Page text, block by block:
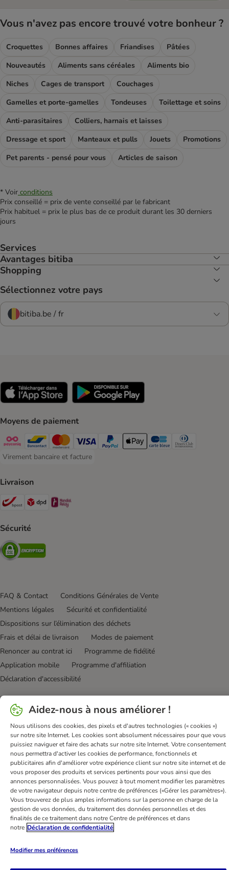
Vous n'avez pas encore trouvé votre bonheur ?
Croquettes Bonnes affaires Friandises
Pâtées
Nouveautés
Aliments sans céréales
Aliments bio
Niches
Cages de transport
Couchages
Gamelles et porte-gamelles
Tondeuses
Toilettage et soins
Anti-parasitaires
Colliers, harnais et laisses
Dressage et sport
Manteaux et pulls Jouets
Promotions
Pet parents - pensé pour vous
Articles de saison
* Voir conditions
Prix conseillé = prix de vente conseillé par le fabricant
Prix habituel = prix le plus bas de ce produit durant les 30 derniers
jours
Services
Avantages bitiba
Shopping
Sélectionnez votre pays
bitiba.be / fr
Moyens de paiement
Payconiq Payment Method
Bancontact Payment Method
Mastercard Payment Method
Visa Payment Method
Paypal Payment Method
Apple Pay Payment Method
Carte bleue Payment
Diners club
Virement bancaire et facture
Virement bancaire et facture Payment Method
Livraison
Bpost Shipping Method
DPD Shipping Method
Sécurité
Security
FAQ & Contact
Conditions Générales de Vente
Mentions légales
Sécurité et confidentialité
Dispositions sur l’élimination des déchets
Frais et délai de livraison
Modes de paiement
Renoncer au contrat ici
Programme de fidélité
Application mobile
Programme d'affiliation
Déclaration d'accessibilité
bitiba GmbH
Aidez-nous à nous améliorer !
Nous utilisons des cookies, des pixels et d'autres technologies (« cookies »)
sur notre site Internet. Les cookies sont absolument nécessaires pour que vous
puissiez naviguer et faire des achats sur notre site Internet. Votre consentement
nous permettra d'activer les cookies de performance, fonctionnels et
publicitaires afin d'améliorer votre expérience client sur notre site internet et de
vous proposer des produits et services pertinents pour vous ainsi que des
annonces personnalisées. Vous pouvez à tout moment modifier les paramètres
de votre navigateur depuis notre centre de préférences («Gérer les paramètres»).
Vous trouverez de plus amples informations sur la personne en charge de la
gestion de vos données, du traitement des données personnelles et des
finalités de ce traitement dans notre Centre de préférences et dans
notre Déclaration de confidentialité
Modifier mes préférences